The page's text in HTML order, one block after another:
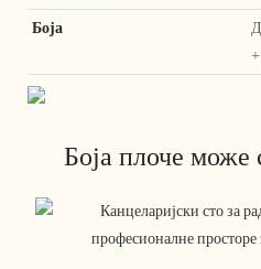
Боја
Боја плоче може